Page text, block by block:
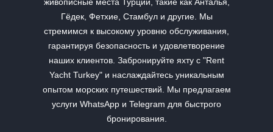
Гёдек, Фетхие, Стамбул и другие. Мы
стремимся к высокому уровню обслуживания,
гарантируя безопасность и удовлетворение
наших клиентов. Забронируйте яхту с "Rent
Yacht Turkey" и наслаждайтесь уникальным
опытом морских путешествий. Мы предлагаем
услуги WhatsApp и Telegram для быстрого
бронирования.